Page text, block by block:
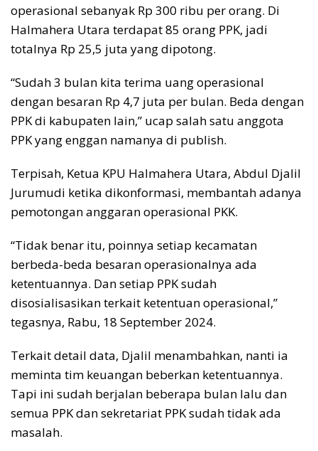
operasional sebanyak Rp 300 ribu per orang. Di
Halmahera Utara terdapat 85 orang PPK, jadi
totalnya Rp 25,5 juta yang dipotong.
“Sudah 3 bulan kita terima uang operasional
dengan besaran Rp 4,7 juta per bulan. Beda dengan
PPK di kabupaten lain,” ucap salah satu anggota
PPK yang enggan namanya di publish.
Terpisah, Ketua KPU Halmahera Utara, Abdul Djalil
Jurumudi ketika dikonformasi, membantah adanya
pemotongan anggaran operasional PKK.
“Tidak benar itu, poinnya setiap kecamatan
berbeda-beda besaran operasionalnya ada
ketentuannya. Dan setiap PPK sudah
disosialisasikan terkait ketentuan operasional,”
tegasnya, Rabu, 18 September 2024.
Terkait detail data, Djalil menambahkan, nanti ia
meminta tim keuangan beberkan ketentuannya.
Tapi ini sudah berjalan beberapa bulan lalu dan
semua PPK dan sekretariat PPK sudah tidak ada
masalah.